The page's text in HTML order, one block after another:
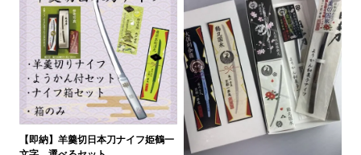
【即納】羊羹切日本刀ナイフ姫鶴一